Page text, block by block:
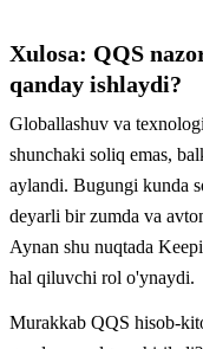
Xulosa: QQS
qanday ishlaydi?
Globallashuv va
shunchaki soliq emas,
aylandi. Bugungi kunda
deyarli bir zumda va
Aynan shu nuqtada
hal qiluvchi rol o'ynaydi.
Murakkab QQS hisob-